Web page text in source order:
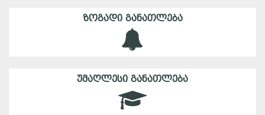
ᲖᲝᲒᲐᲓᲘ ᲒᲐᲜᲐᲗᲚᲔᲑᲐ
ᲣᲛᲐᲦᲚᲔᲡᲘ ᲒᲐᲜᲐᲗᲚᲔᲑᲐ